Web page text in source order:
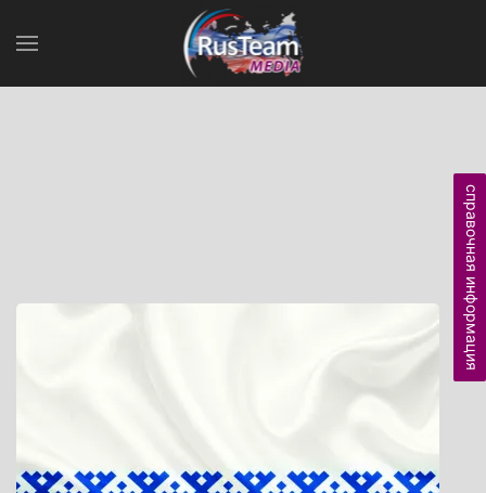
справочная информация